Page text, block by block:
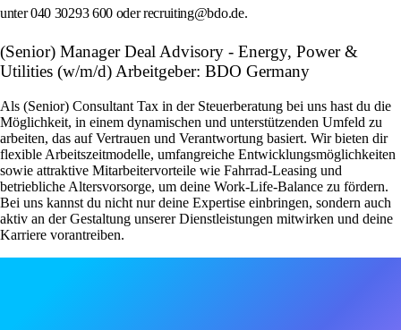
unter 040 30293 600 oder recruiting@bdo.de.
(Senior) Manager Deal Advisory - Energy, Power &
Utilities (w/m/d) Arbeitgeber: BDO Germany
Als (Senior) Consultant Tax in der Steuerberatung bei uns hast du die
Möglichkeit, in einem dynamischen und unterstützenden Umfeld zu
arbeiten, das auf Vertrauen und Verantwortung basiert. Wir bieten dir
flexible Arbeitszeitmodelle, umfangreiche Entwicklungsmöglichkeiten
sowie attraktive Mitarbeitervorteile wie Fahrrad-Leasing und
betriebliche Altersvorsorge, um deine Work-Life-Balance zu fördern.
Bei uns kannst du nicht nur deine Expertise einbringen, sondern auch
aktiv an der Gestaltung unserer Dienstleistungen mitwirken und deine
Karriere vorantreiben.